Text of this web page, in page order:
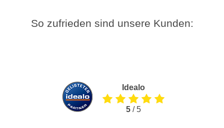
So zufrieden sind unsere Kunden:
Idealo
5/ 5